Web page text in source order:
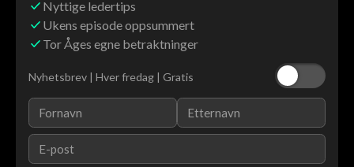
Nyttige ledertips
Ukens episode oppsummert
Tor Åges egne betraktninger
Nyhetsbrev | Hver fredag | Gratis